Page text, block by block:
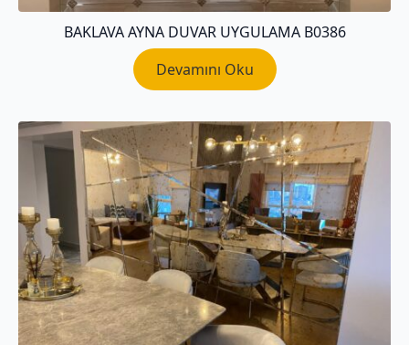
BAKLAVA AYNA DUVAR UYGULAMA B0386
Devamını Oku